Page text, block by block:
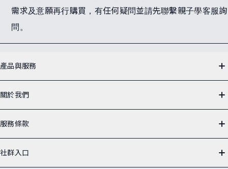
需求及意願再行購買，有任何疑問並請先聯繫親子學客服詢
問。
站
產品與服務
佐羅力電子書平台
親子天下
Podcast
關於我們
服務條款
社群入口